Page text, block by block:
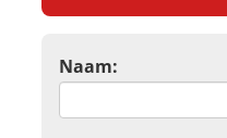
Naam: